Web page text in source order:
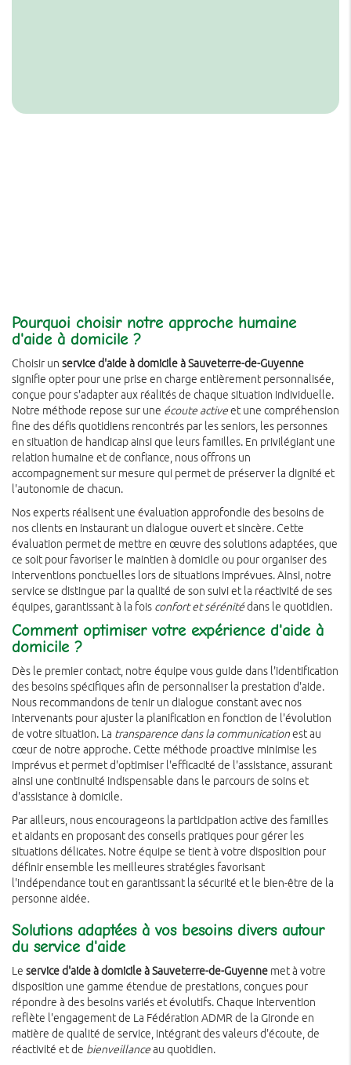
Pourquoi choisir notre approche humaine
d'aide à domicile ?
Choisir un service d'aide à domicile à Sauveterre-de-Guyenne
signifie opter pour une prise en charge entièrement personnalisée,
conçue pour s'adapter aux réalités de chaque situation individuelle.
Notre méthode repose sur une écoute activeet une compréhension
fine des défis quotidiens rencontrés par les seniors, les personnes
en situation de handicap ainsi que leurs familles. En privilégiant une
relation humaine et de confiance, nous offrons un
accompagnement sur mesure qui permet de préserver la dignité et
l'autonomie de chacun.
Nos experts réalisent une évaluation approfondie des besoins de
nos clients en instaurant un dialogue ouvert et sincère. Cette
évaluation permet de mettre en œuvre des solutions adaptées, que
ce soit pour favoriser le maintien à domicile ou pour organiser des
interventions ponctuelles lors de situations imprévues. Ainsi, notre
service se distingue par la qualité de son suivi et la réactivité de ses
équipes, garantissant à la fois confort et sérénitédans le quotidien.
Comment optimiser votre expérience d'aide à
domicile ?
Dès le premier contact, notre équipe vous guide dans l'identification
des besoins spécifiques afin de personnaliser la prestation d'aide.
Nous recommandons de tenir un dialogue constant avec nos
intervenants pour ajuster la planification en fonction de l'évolution
de votre situation. La transparence dans la communicationest au
cœur de notre approche. Cette méthode proactive minimise les
imprévus et permet d'optimiser l'efficacité de l'assistance, assurant
ainsi une continuité indispensable dans le parcours de soins et
d'assistance à domicile.
Par ailleurs, nous encourageons la participation active des familles
et aidants en proposant des conseils pratiques pour gérer les
situations délicates. Notre équipe se tient à votre disposition pour
définir ensemble les meilleures stratégies favorisant
l'indépendance tout en garantissant la sécurité et le bien-être de la
personne aidée.
Solutions adaptées à vos besoins divers autour
du service d'aide
Le service d'aide à domicile à Sauveterre-de-Guyenne met à votre
disposition une gamme étendue de prestations, conçues pour
répondre à des besoins variés et évolutifs. Chaque intervention
reflète l'engagement de La Fédération ADMR de la Gironde en
matière de qualité de service, intégrant des valeurs d'écoute, de
réactivité et de bienveillanceau quotidien.